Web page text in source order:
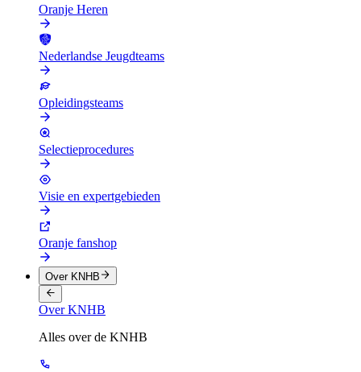
Oranje Heren
Nederlandse Jeugdteams
Opleidingsteams
Selectieprocedures
Visie en expertgebieden
Oranje fanshop
Over KNHB
Over KNHB
Alles over de KNHB